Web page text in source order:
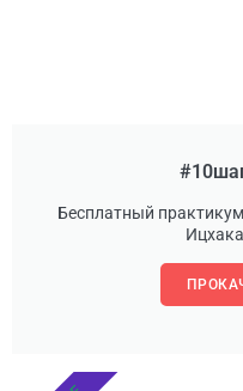
Бесплатный